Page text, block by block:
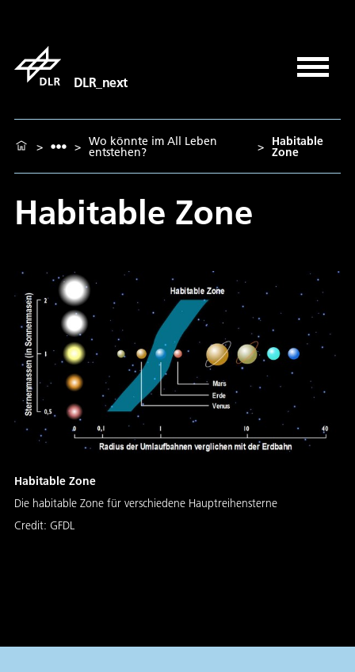
DLR_next
> > Wo könnte im All Leben
entstehen? > Habitable
Zone
Habitable Zone
Habitable Zone
Die habitable Zone für verschiedene Hauptreihensterne
Credit: GFDL